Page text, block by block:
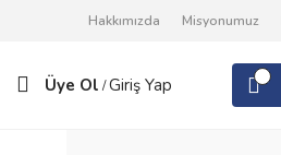
Hakkımızda Misyonumuz
Üye Ol /Giriş Yap